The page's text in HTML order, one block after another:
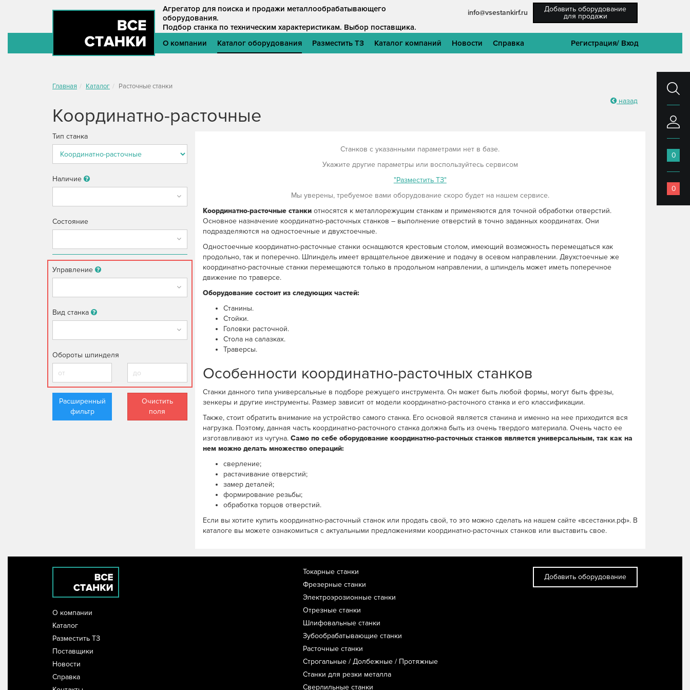
Агрегатор для поиска и продажи металлообрабатывающего
оборудования.
Подбор станка по техническим характеристикам. Выбор поставщика.
info@vsestankirf.ru
Добавить оборудование
для продажи
О компании Каталог оборудования Разместить ТЗ Каталог компаний Новости Справка Регистрация/ Вход
0
0
Главная Каталог Расточные станки
назад
Координатно-расточные
Тип станка
Наличие
Состояние
Управление
Вид станка
Обороты шпинделя
Расширенный
фильтр
Очистить
поля
Станков с указанными параметрами нет в базе.
Укажите другие параметры или воспользуйтесь сервисом
"Разместить ТЗ"
Мы уверены, требуемое вами оборудование скоро будет на нашем сервисе.
Координатно-расточные станкиотносятся к металлорежущим станкам и применяются для точной обработки отверстий.
Основное назначение координатно-расточных станков – выполнение отверстий в точно заданных координатах. Они
подразделяются на одностоечные и двухстоечные.
Одностоечные координатно-расточные станки оснащаются крестовым столом, имеющий возможность перемещаться как
продольно, так и поперечно. Шпиндель имеет вращательное движение и подачу в осевом направлении. Двухстоечные же
координатно-расточные станки перемещаются только в продольном направлении, а шпиндель может иметь поперечное
движение по траверсе.
Оборудование состоит из следующих частей:
Станины.
Стойки.
Головки расточной.
Стола на салазках.
Траверсы.
Особенности координатно-расточных станков
Станки данного типа универсальные в подборе режущего инструмента. Он может быть любой формы, могут быть фрезы,
зенкеры и другие инструменты. Размер зависит от модели координатно-расточного станка и его классификации.
Также, стоит обратить внимание на устройство самого станка. Его основой является станина и именно на нее приходится вся
нагрузка. Поэтому, данная часть координатно-расточного станка должна быть из очень твердого материала. Очень часто ее
изготавливают из чугуна. Само по себе оборудование координатно-расточных станков является универсальным, так как на
нем можно делать множество операций:
сверление;
растачивание отверстий;
замер деталей;
формирование резьбы;
обработка торцов отверстий.
Если вы хотите купить координатно-расточный станок или продать свой, то это можно сделать на нашем сайте «всестанки.рф». В
каталоге вы можете ознакомиться с актуальными предложениями координатно-расточных станков или выставить свое.
Добавить оборудование
О компании
Каталог
Разместить ТЗ
Поставщики
Новости
Справка
Токарные станки
Фрезерные станки
Электроэрозионные станки
Отрезные станки
Шлифовальные станки
Зубообрабатывающие станки
Расточные станки
Строгальные / Долбежные / Протяжные
Станки для резки металла
Сверлильные станки